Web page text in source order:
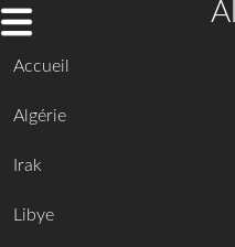
Accueil
Algérie
Irak
Libye